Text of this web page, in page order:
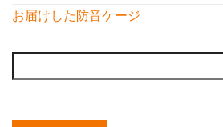
お届けした防音ケージ
索: